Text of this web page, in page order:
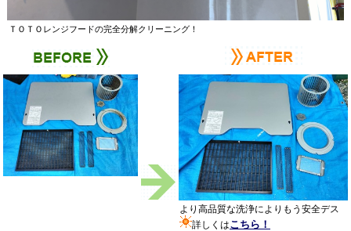
ＴＯＴＯレンジフードの完全分解クリーニング！
より高品質な洗浄によりもう安全デス
詳しくはこちら！